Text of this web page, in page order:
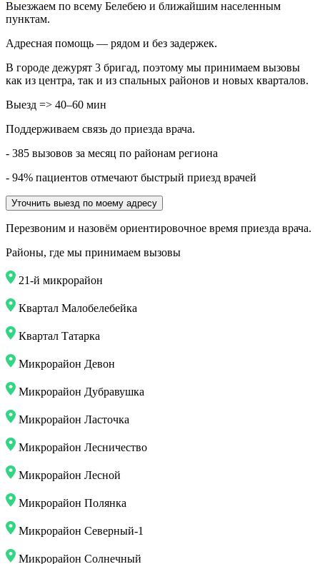
Выезжаем по всему Белебею и ближайшим населенным
пунктам.
Адресная помощь — рядом и без задержек.
В городе дежурят 3 бригад, поэтому мы принимаем вызовы
как из центра, так и из спальных районов и новых кварталов.
Выезд => 40–60 мин
Поддерживаем связь до приезда врача.
- 385 вызовов за месяц по районам региона
- 94% пациентов отмечают быстрый приезд врачей
Уточнить выезд по моему адресу
Перезвоним и назовём ориентировочное время приезда врача.
Районы, где мы принимаем вызовы
21-й микрорайон
Квартал Малобелебейка
Квартал Татарка
Микрорайон Девон
Микрорайон Дубравушка
Микрорайон Ласточка
Микрорайон Лесничество
Микрорайон Лесной
Микрорайон Полянка
Микрорайон Северный-1
Микрорайон Солнечный